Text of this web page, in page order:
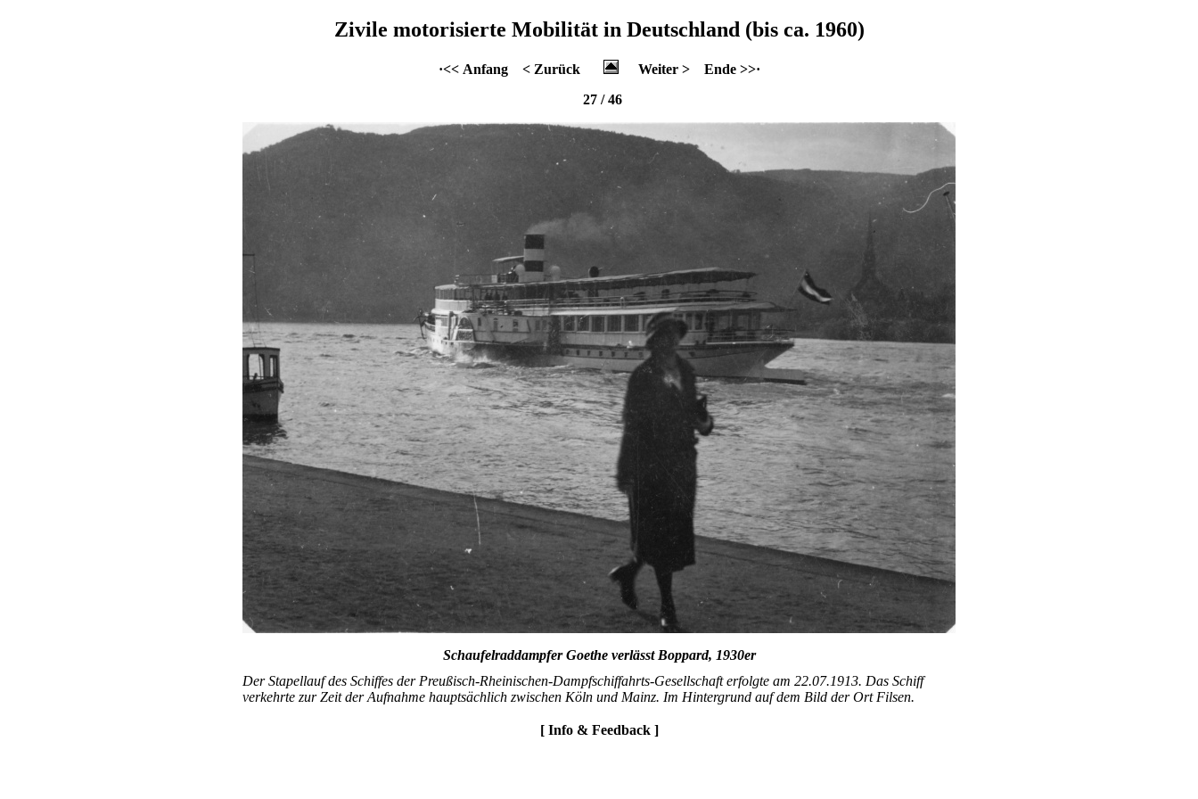
Zivile motorisierte Mobilität in Deutschland (bis ca. 1960)
·<< Anfang < Zurück Weiter >
Ende >>·
27 / 46
Schaufelraddampfer Goethe verlässt Boppard, 1930er
Der Stapellauf des Schiffes der Preußisch-Rheinischen-Dampfschiffahrts-Gesellschaft erfolgte am 22.07.1913. Das Schiff
verkehrte zur Zeit der Aufnahme hauptsächlich zwischen Köln und Mainz. Im Hintergrund auf dem Bild der Ort Filsen.
[ Info & Feedback ]